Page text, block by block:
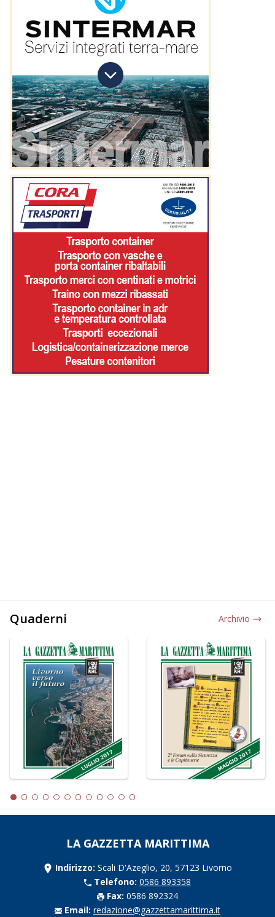
Quaderni Archivio
LA GAZZETTA MARITTIMA
Indirizzo: Scali D'Azeglio, 20, 57123 Livorno
Telefono: 0586 893358
Fax: 0586 892324
Email: redazione@gazzettamarittima.it